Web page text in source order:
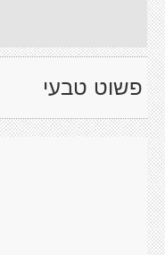
פשוט טבעי